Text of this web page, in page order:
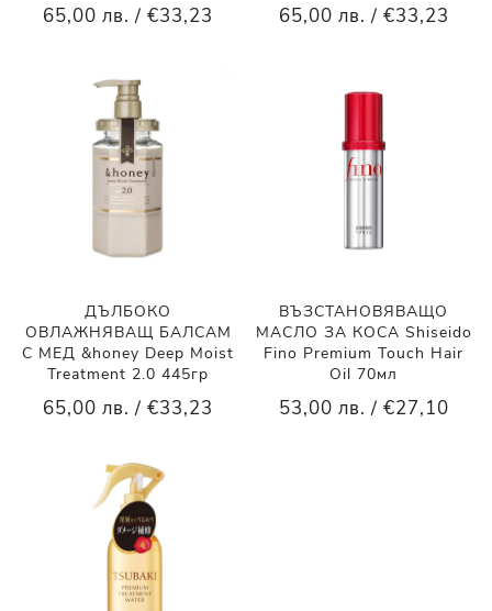
65,00 лв. / €33,23 65,00 лв. / €33,23
ДЪЛБОКО
ОВЛАЖНЯВАЩ БАЛСАМ
С МЕД &honey Deep Moist
Treatment 2.0 445гр
65,00 лв. / €33,23
ВЪЗСТАНОВЯВАЩО
МАСЛО ЗА КОСА Shiseido
Fino Premium Touch Hair
Oil 70мл
53,00 лв. / €27,10